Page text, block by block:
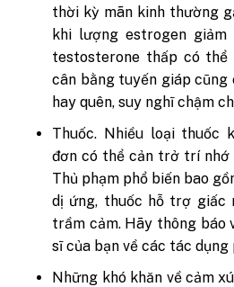
thời kỳ mãn kinh thường
khi lượng estrogen giảm
testosterone thấp có thể
cân bằng tuyến giáp
hay quên, suy nghĩ chậm
Thuốc. Nhiều loại thuốc
đơn có thể cản trở trí nhớ
Thủ phạm phổ biến bao
dị ứng, thuốc hỗ trợ giấc
trầm cảm. Hãy thông báo
sĩ của bạn về các tác
Những khó khăn về cảm